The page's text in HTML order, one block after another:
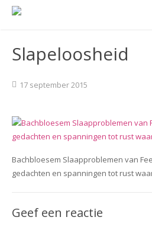
Slapeloosheid
17 september 2015
Bachbloesem Slaapproblemen van
gedachten en spanningen tot rust
Geef een reactie